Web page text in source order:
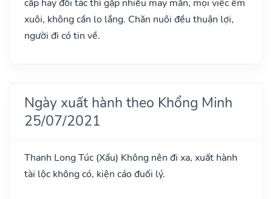
cấp hay đối tác thì gặp nhiều may mắn, mọi việc êm
xuôi, không cần lo lắng. Chăn nuôi đều thuận lợi,
người đi có tin về.
Ngày xuất hành theo Khổng Minh
25/07/2021
Thanh Long Túc (Xấu) Không nên đi xa, xuất hành
tài lộc không có, kiện cáo đuối lý.